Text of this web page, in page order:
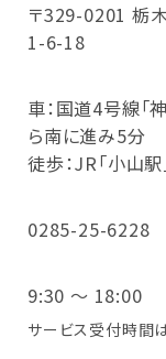
〒329-0201 栃
1-6-18
車：国道4号線「
ら南に進み5分
徒歩：JR「小山
0285-25-6228
9:30 ～ 18:00
サービス受付時間